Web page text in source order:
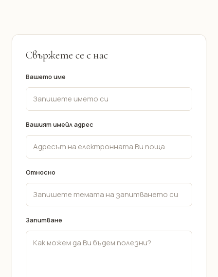
Свържете се с нас
Вашето име
Вашият имейл адрес
Относно
Запитване